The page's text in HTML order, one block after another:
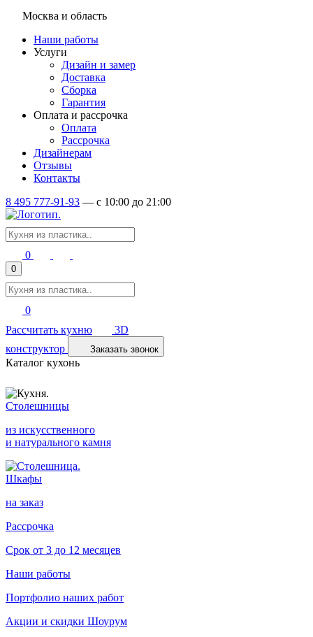
Москва и область
Наши работы
Услуги
Дизайн и замер
Доставка
Сборка
Гарантия
Оплата и рассрочка
Оплата
Рассрочка
Дизайнерам
Отзывы
Контакты
8 495 777-91-93 — c 10:00 до 21:00
0
0
0
Рассчитать кухню
3D
конструктор
Заказать звонок
Каталог кухонь
Столешницы
из искусственного
и натурального камня
Шкафы
на заказ
Рассрочка
Срок от 3 до 12 месяцев
Наши работы
Портфолио наших работ
Акции и скидки Шоурум